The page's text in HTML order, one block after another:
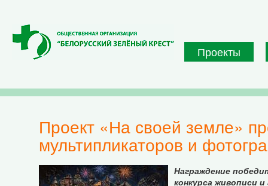
Проекты
Проект «На своей земле» презентует работы юных художников,
мультипликаторов и
Награждение
конкурса живописи